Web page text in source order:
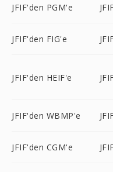
JFIF'den PGM'e
JFIF'den FIG'e
JFIF'den HEIF'e
JFIF'den WBMP'e
JFIF'den CGM'e